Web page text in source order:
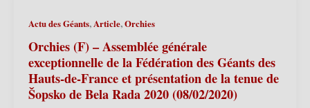
Actu des Géants,Article,Orchies
Orchies (F) – Assemblée générale
exceptionnelle de la Fédération des Géants des
Hauts-de-France et présentation de la tenue de
Šopsko de Bela Rada 2020 (08/02/2020)